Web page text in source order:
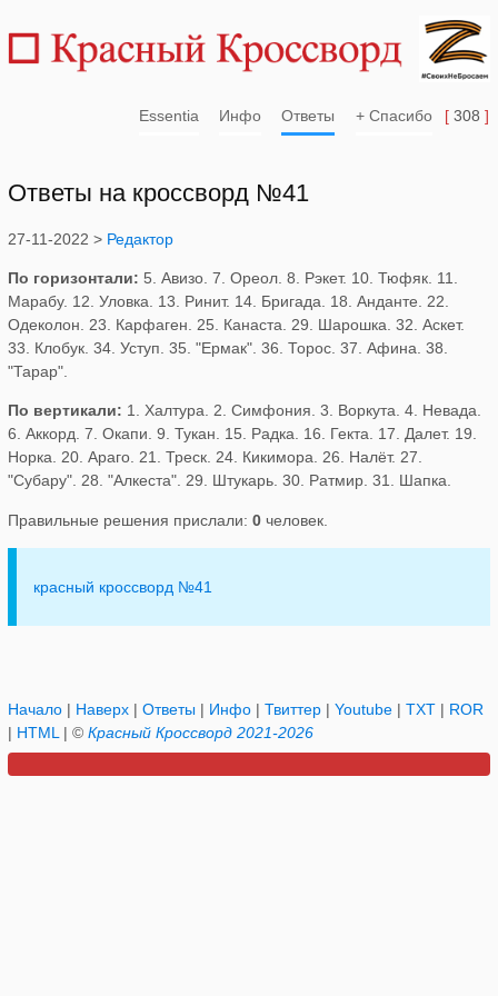
Essentia Инфо Ответы + Спасибо [ 308 ]
Ответы на кроссворд №41
27-11-2022 > Редактор
По горизонтали: 5. Авизо. 7. Ореол. 8. Рэкет. 10. Тюфяк. 11.
Марабу. 12. Уловка. 13. Ринит. 14. Бригада. 18. Анданте. 22.
Одеколон. 23. Карфаген. 25. Канаста. 29. Шарошка. 32. Аскет.
33. Клобук. 34. Уступ. 35. "Ермак". 36. Торос. 37. Афина. 38.
"Тарар".
По вертикали: 1. Халтура. 2. Симфония. 3. Воркута. 4. Невада.
6. Аккорд. 7. Окапи. 9. Тукан. 15. Радка. 16. Гекта. 17. Далет. 19.
Норка. 20. Араго. 21. Треск. 24. Кикимора. 26. Налёт. 27.
"Субару". 28. "Алкеста". 29. Штукарь. 30. Ратмир. 31. Шапка.
Правильные решения прислали:0 человек.
красный кроссворд №41
Начало | Наверх |Ответы | Инфо |Твиттер |Youtube |TXT | ROR
| HTML | ©Красный Кроссворд 2021-2026